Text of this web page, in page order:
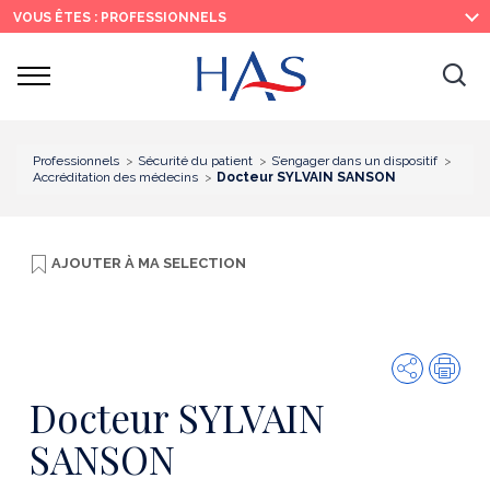
Recherche
Menu
principal
Contenu
principal
VOUS ÊTES : PROFESSIONNELS
Ouvrir
Professionnels Sécurité du patient
S’engager dans un dispositif
Accréditation des médecins
Docteur SYLVAIN SANSON
AJOUTER À MA SELECTION
Partager
Docteur SYLVAIN
SANSON